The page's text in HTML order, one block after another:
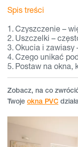
Spis treści
Czyszczenie –
Uszczelki –
Okucia i zawiasy
Czego unikać
Postaw na okna,
Zobacz, na co
Twoje okna PVC